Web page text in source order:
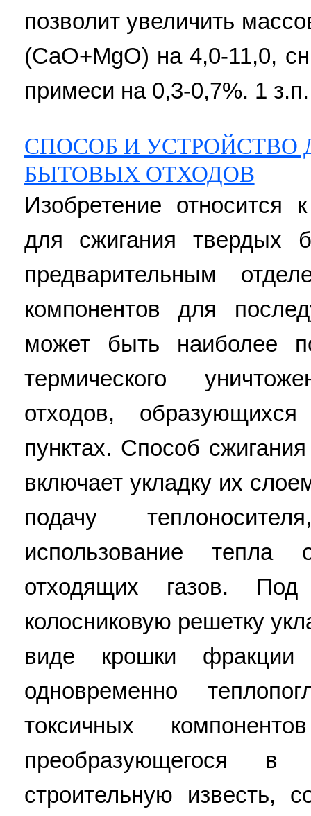
позволит увеличить
(CaO+MgO) на 4,0-11,0,
примеси на 0,3-0,7%. 1
СПОСОБ И УСТРОЙСТВО
БЫТОВЫХ ОТХОДОВ
Изобретение относится
для сжигания твердых
предварительным
компонентов для
может быть наиболее
термического
отходов,
пунктах. Способ
включает укладку их
подачу
использование
отходящих газов.
колосниковую решетку
виде крошки
одновременно
токсичных
преобразующегося
строительную известь,